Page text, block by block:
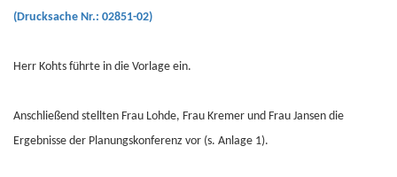
(Drucksache Nr.: 02851-02)
Herr Kohts führte in die Vorlage ein.
Anschließend stellten Frau Lohde, Frau Kremer und Frau Jansen die
Ergebnisse der Planungskonferenz vor (s. Anlage 1).